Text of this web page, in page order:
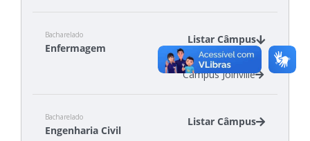
Bacharelado
Enfermagem
Listar Câmpus
Câmpus Joinville
Bacharelado
Engenharia Civil
Listar Câmpus